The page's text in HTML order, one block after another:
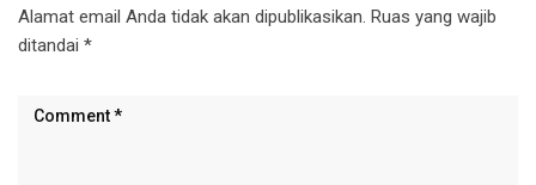
Alamat email Anda tidak akan dipublikasikan. Ruas yang wajib
ditandai *